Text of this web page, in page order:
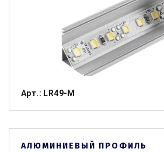
Арт.: LR49-M
АЛЮМИНИЕВЫЙ ПРОФИЛЬ